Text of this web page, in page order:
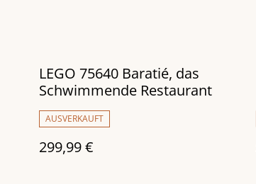
LEGO 75640 Baratié, das
Schwimmende Restaurant
AUSVERKAUFT
299,99 €